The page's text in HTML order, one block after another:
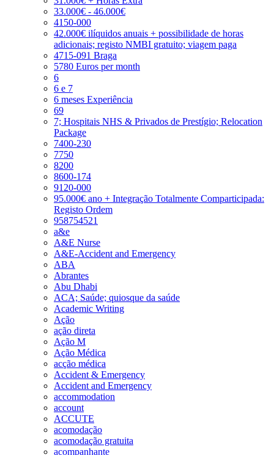
33.000€ - 46.000€
4150-000
42.000€ ilíquidos anuais + possibilidade de horas
adicionais; registo NMBI gratuito; viagem paga
4715-091 Braga
5780 Euros per month
6
6 e 7
6 meses Experiência
69
7; Hospitais NHS & Privados de Prestígio; Relocation
Package
7400-230
7750
8200
8600-174
9120-000
95.000€ ano + Integração Totalmente Comparticipada:
Registo Ordem
958754521
a&e
A&E Nurse
A&E-Accident and Emergency
ABA
Abrantes
Abu Dhabi
ACA; Saúde; quiosque da saúde
Academic Writing
Ação
ação direta
Ação M
Ação Médica
acção médica
Accident & Emergency
Accident and Emergency
accommodation
account
ACCUTE
acomodação
acomodação gratuita
acompanhante